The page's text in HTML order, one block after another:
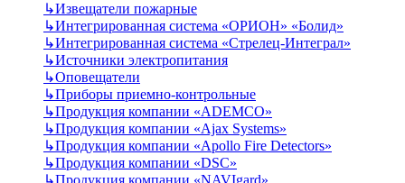
↳Извещатели пожарные
↳Интегрированная система «ОРИОН» «Болид»
↳Интегрированная система «Стрелец-Интеграл»
↳Источники электропитания
↳Оповещатели
↳Приборы приемно-контрольные
↳Продукция компании «ADEMCO»
↳Продукция компании «Ajax Systems»
↳Продукция компании «Apollo Fire Detectors»
↳Продукция компании «DSC»
↳Продукция компании «NAVIgard»